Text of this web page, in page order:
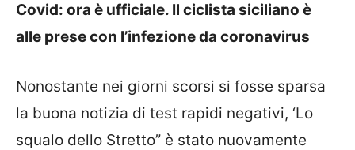
Covid: ora è ufficiale. Il ciclista siciliano è
alle prese con l’infezione da coronavirus
Nonostante nei giorni scorsi si fosse sparsa
la buona notizia di test rapidi negativi, ‘Lo
squalo dello Stretto” è stato nuovamente